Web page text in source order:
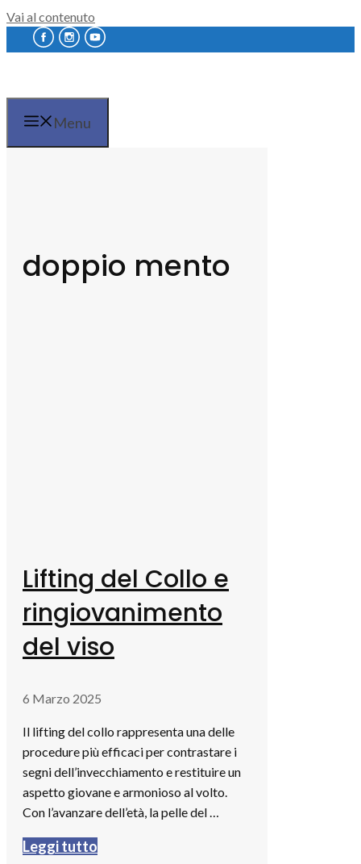
Vai al contenuto
Menu
doppio mento
Lifting del Collo e
ringiovanimento
del viso
6 Marzo 2025
Il lifting del collo rappresenta una delle
procedure più efficaci per contrastare i
segni dell’invecchiamento e restituire un
aspetto giovane e armonioso al volto.
Con l’avanzare dell’età, la pelle del …
Leggi tutto